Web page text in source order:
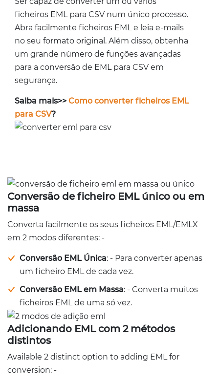
ficheiros EML para CSV num único processo.
Abra facilmente ficheiros EML e leia e-mails
no seu formato original. Além disso, obtenha
um grande número de funções avançadas
para a conversão de EML para CSV em
segurança.
Saiba mais>> Como converter ficheiros EML
para CSV?
Conversão de ficheiro EML único ou em
massa
Converta facilmente os seus ficheiros EML/EMLX
em 2 modos diferentes: -
Conversão EML Única: - Para converter apenas
um ficheiro EML de cada vez.
Conversão EML em Massa: - Converta muitos
ficheiros EML de uma só vez.
Adicionando EML com 2 métodos
distintos
Available 2 distinct option to adding EML for
conversion: -